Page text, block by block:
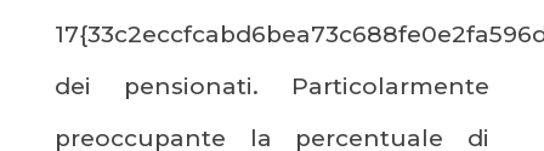
dei pensionati. Particolarmente
preoccupante la percentuale di